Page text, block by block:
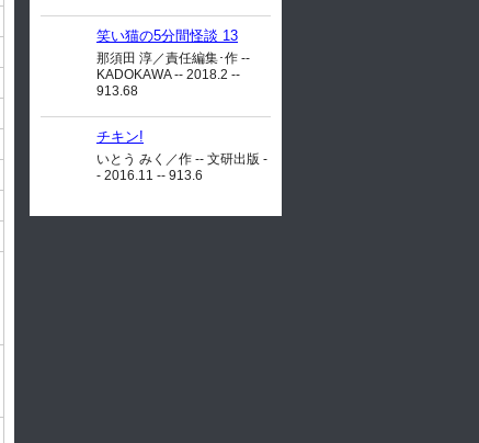
笑い猫の5分間怪談 13
那須田 淳／責任編集･作 --
KADOKAWA -- 2018.2 --
913.68
チキン!
いとう みく／作 -- 文研出版 -
- 2016.11 -- 913.6